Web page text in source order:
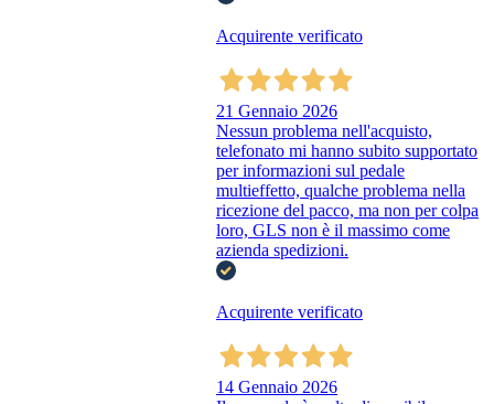
Acquirente verificato
21 Gennaio 2026
Nessun problema nell'acquisto,
telefonato mi hanno subito supportato
per informazioni sul pedale
multieffetto, qualche problema nella
ricezione del pacco, ma non per colpa
loro, GLS non è il massimo come
azienda spedizioni.
Acquirente verificato
14 Gennaio 2026